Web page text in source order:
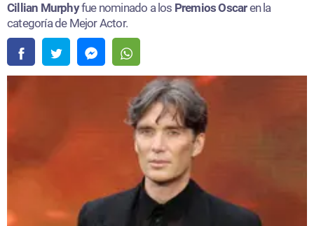
Cillian Murphyfue nominado a los Premios Oscaren la
categoría de Mejor Actor.